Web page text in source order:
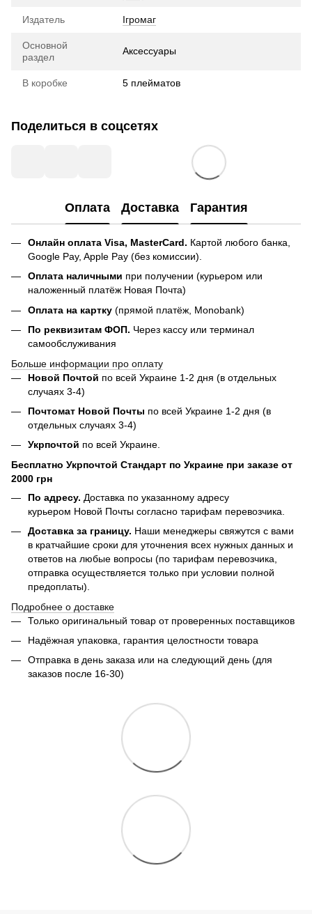
Издатель Ігромаг
Основной
раздел
Аксесcуары
В коробке 5 плейматов
Поделиться в соцсетях
Оплата Доставка Гарантия
Онлайн оплата Visa, MasterCard. Картой любого банка,
Google Pay, Apple Pay (без комиссии).
Оплата наличными при получении (курьером или
наложенный платёж Новая Почта)
Оплата на картку (прямой платёж, Monobank)
По реквизитам ФОП. Через кассу или терминал
самообслуживания
Больше информации про оплату
Новой Почтой по всей Украине 1-2 дня (в отдельных
случаях 3-4)
Почтомат Новой Почты по всей Украине 1-2 дня (в
отдельных случаях 3-4)
Укрпочтой по всей Украине.
Бесплатно Укрпочтой Стандарт по Украине при заказе от
2000 грн
По адресу. Доставка по указанному адресу
курьером Новой Почты согласно тарифам перевозчика.
Доставка за границу. Наши менеджеры свяжутся с вами
в кратчайшие сроки для уточнения всех нужных данных и
ответов на любые вопросы (по тарифам перевозчика,
отправка осуществляется только при условии полной
предоплаты).
Подробнее о доставке
Только оригинальный товар от проверенных поставщиков
Надёжная упаковка, гарантия целостности товара
Отправка в день заказа или на следующий день (для
заказов после 16-30)